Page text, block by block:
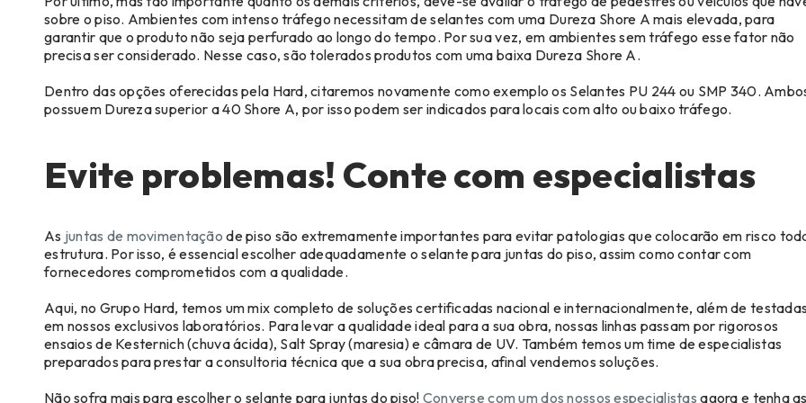
sobre o piso. Ambientes com intenso tráfego necessitam de selantes com uma Dureza Shore A mais elevada, para
garantir que o produto não seja perfurado ao longo do tempo. Por sua vez, em ambientes sem tráfego esse fator não
precisa ser considerado. Nesse caso, são tolerados produtos com uma baixa Dureza Shore A.
Dentro das opções oferecidas pela Hard, citaremos novamente como exemplo os Selantes PU 244 ou SMP 340.
possuem Dureza superior a 40 Shore A, por isso podem ser indicados para locais com alto ou baixo tráfego.
Evite problemas! Conte com especialistas
As juntas de movimentação de piso são extremamente importantes para evitar patologias que colocarão em risco
estrutura. Por isso, é essencial escolher adequadamente o selante para juntas do piso, assim como contar com
fornecedores comprometidos com a qualidade.
Aqui, no Grupo Hard, temos um mix completo de soluções certificadas nacional e internacionalmente, além de testadas
em nossos exclusivos laboratórios. Para levar a qualidade ideal para a sua obra, nossas linhas passam por rigorosos
ensaios de Kesternich (chuva ácida), Salt Spray (maresia) e câmara de UV. Também temos um time de especialistas
preparados para prestar a consultoria técnica que a sua obra precisa, afinal vendemos soluções.
Não sofra mais para escolher o selante para juntas do piso! Converse com um dos nossos especialistas agora e tenha as